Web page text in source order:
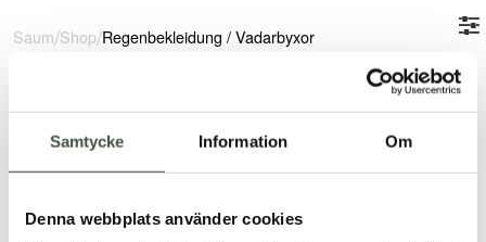
Samtycke Information Om
Denna webbplats använder cookies
Saum/Shop/Regenbekleidung /Vadarbyxor
SB01 Strong Wathose €100
5.00
von 5
Strong-Watstiefel